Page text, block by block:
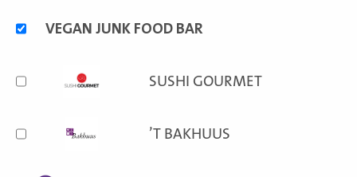
formulesVEGAN JUNK FOOD BAR
SUSHI GOURMET
’T BAKHUUS